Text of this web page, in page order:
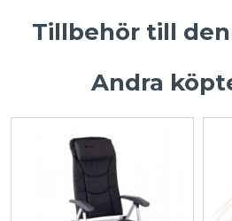
Tillbehör till
Andra